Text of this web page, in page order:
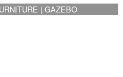
| GAZEBO